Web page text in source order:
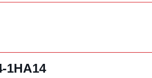
1HA14